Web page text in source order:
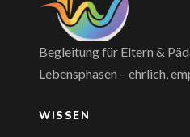
Begleitung für Eltern &
Lebensphasen – ehrlich,
WISSEN